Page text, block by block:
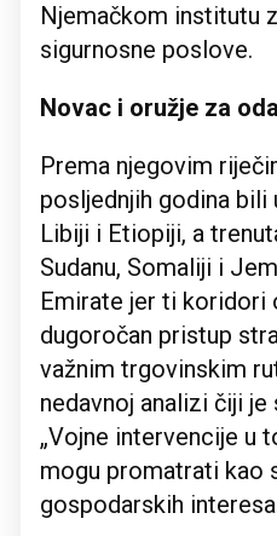
Njemačkom institutu
sigurnosne poslove.
Novac i oružje za
Prema njegovim
posljednjih godina bili
Libiji i Etiopiji, a
Sudanu, Somaliji i
Emirate jer ti koridori
dugoročan pristup
važnim trgovinskim
nedavnoj analizi čiji je
„Vojne intervencije u
mogu promatrati kao
gospodarskih